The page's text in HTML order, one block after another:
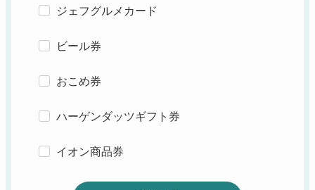
ジェフグルメカード
ビール券
おこめ券
ハーゲンダッツギフト券
イオン商品券